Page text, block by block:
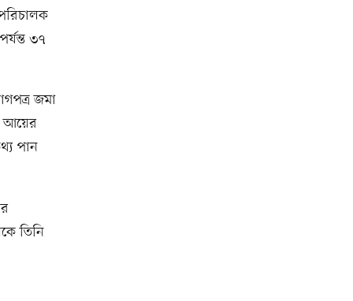
৩৭
জমা
আয়ের
পান
তিনি